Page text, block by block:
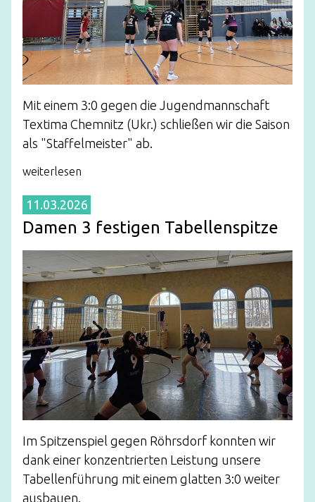
Mit einem 3:0 gegen die Jugendmannschaft
Textima Chemnitz (Ukr.) schließen wir die Saison
als "Staffelmeister" ab.
weiterlesen
11.03.2026
Damen 3 festigen Tabellenspitze
Im Spitzenspiel gegen Röhrsdorf konnten wir
dank einer konzentrierten Leistung unsere
Tabellenführung mit einem glatten 3:0 weiter
ausbauen.